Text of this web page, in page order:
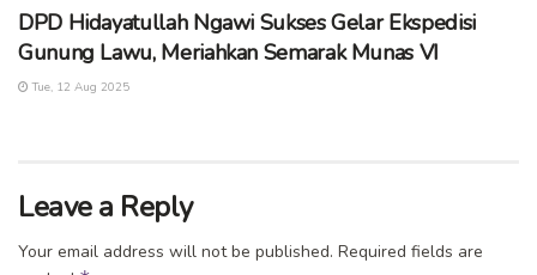
DPD Hidayatullah Ngawi Sukses Gelar Ekspedisi
Gunung Lawu, Meriahkan Semarak Munas VI
Tue, 12 Aug 2025
Leave a Reply
Your email address will not be published. Required fields are